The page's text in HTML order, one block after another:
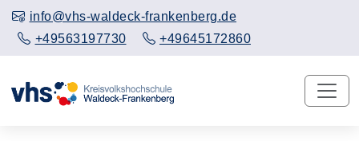
info@vhs-waldeck-frankenberg.de
+49563197730
+49645172860